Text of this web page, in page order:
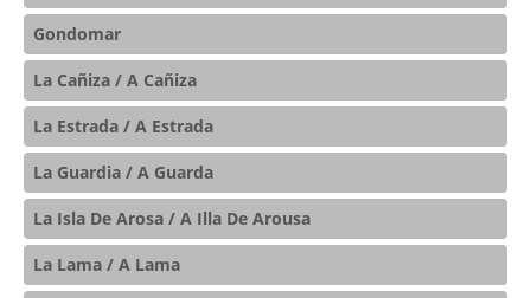
Gondomar
La Cañiza / A Cañiza
La Estrada / A Estrada
La Guardia / A Guarda
La Isla De Arosa / A Illa De Arousa
La Lama / A Lama